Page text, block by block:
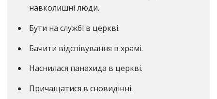
навколишні люди.
Бути на службі в церкві.
Бачити відспівування в храмі.
Наснилася панахида в церкві.
Причащатися в сновидінні.